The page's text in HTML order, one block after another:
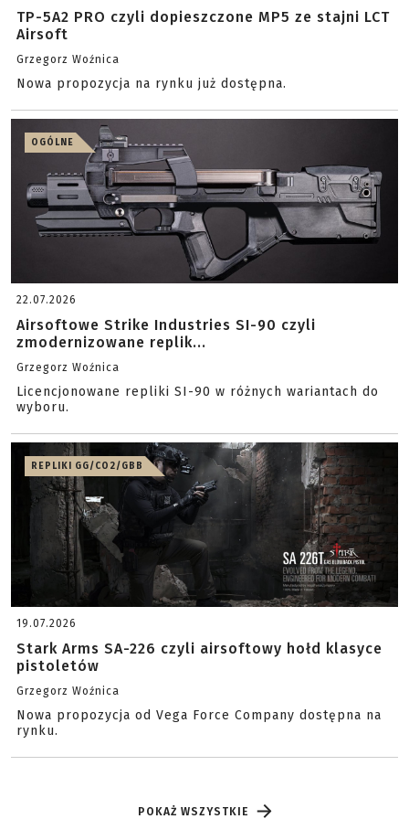
TP-5A2 PRO czyli dopieszczone MP5 ze stajni LCT
Airsoft
Grzegorz Woźnica
Nowa propozycja na rynku już dostępna.
OGÓLNE
22.07.2026
Airsoftowe Strike Industries SI-90 czyli
zmodernizowane replik...
Grzegorz Woźnica
Licencjonowane repliki SI-90 w różnych wariantach do
wyboru.
REPLIKI GG/CO2/GBB
19.07.2026
Stark Arms SA-226 czyli airsoftowy hołd klasyce
pistoletów
Grzegorz Woźnica
Nowa propozycja od Vega Force Company dostępna na
rynku.
POKAŻ WSZYSTKIE